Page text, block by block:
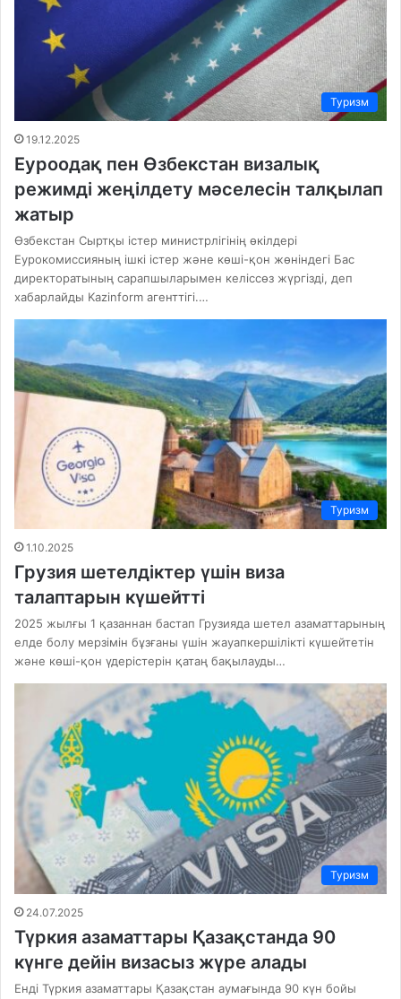
Туризм
19.12.2025
Еуроодақ пен Өзбекстан визалық
режимді жеңілдету мәселесін талқылап
жатыр
Өзбекстан Сыртқы істер министрлігінің өкілдері
Еурокомиссияның ішкі істер және көші-қон жөніндегі Бас
директоратының сарапшыларымен келіссөз жүргізді, деп
хабарлайды Kazinform агенттігі.…
Туризм
1.10.2025
Грузия шетелдіктер үшін виза
талаптарын күшейтті
2025 жылғы 1 қазаннан бастап Грузияда шетел азаматтарының
елде болу мерзімін бұзғаны үшін жауапкершілікті күшейтетін
және көші-қон үдерістерін қатаң бақылауды…
Туризм
24.07.2025
Түркия азаматтары Қазақстанда 90
күнге дейін визасыз жүре алады
Енді Түркия азаматтары Қазақстан аумағында 90 күн бойы